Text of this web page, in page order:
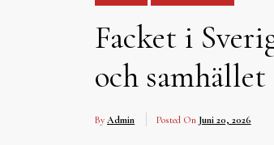
Facket i
och samhället
By Admin Posted On Juni 20, 2026